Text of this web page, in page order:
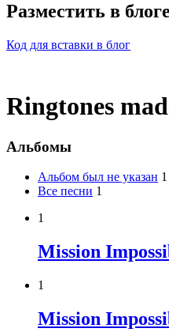
Разместить в
Код для вставки в блог
Ringtones
Альбомы
Альбом был не указан 1
Все песни 1
1
Mission
1
Mission